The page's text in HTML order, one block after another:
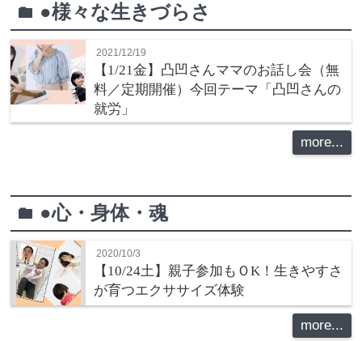
folder ●様々な生きづらさ
2021/12/19
【1/21金】凸凹さんママのお話し会（無
料／定期開催）今回テーマ「凸凹さんの
就労」
more...
folder ●心・身体・魂
2020/10/3
【10/24土】親子参加もＯK！生きやすさ
が育つエクササイズ体験
more...